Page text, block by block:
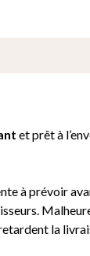
et prêt à
à prévoir
la